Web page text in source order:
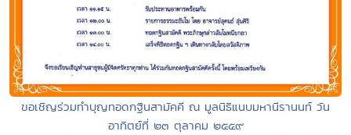
ขอเชิญร่วมทำบุญทอดกฐินสามัคคี ณ มูลนิธิแนบมหานีรานนท์ วัน
อาทิตย์ที่ ๒๓ ตุลาคม ๒๕๕๙